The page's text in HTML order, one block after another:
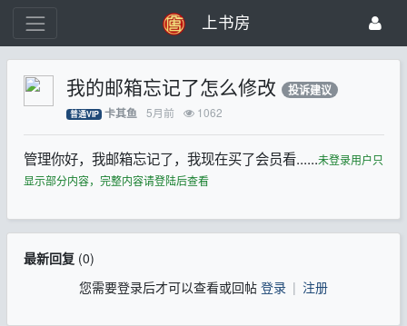
上书房
我的邮箱忘记了怎么修改 投诉建议
普通VIP 卡其鱼 5月前 1062
管理你好，我邮箱忘记了，我现在买了会员看......未登录用户只
显示部分内容，完整内容请登陆后查看
最新回复(0)
您需要登录后才可以查看或回帖 登录 | 注册